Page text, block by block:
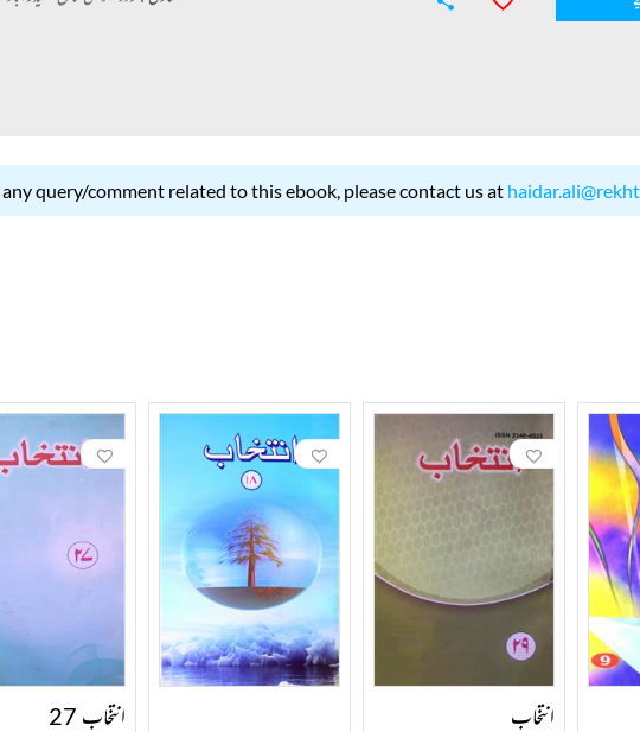
any query/comment related to this ebook, please contact us at
انتخاب انتخاب 27